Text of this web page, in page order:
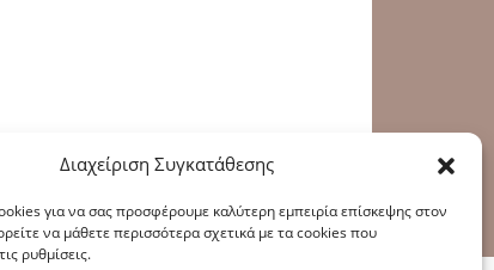
Διαχείριση Συγκατάθεσης
για να σας προσφέρουμε καλύτερη εμπειρία επίσκεψης στον
να μάθετε περισσότερα σχετικά με τα cookies που
ρυθμίσεις.
Cookies